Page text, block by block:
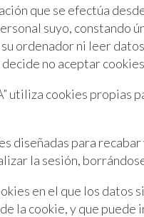
que se efectúa
suyo, constando
ordenador ni leer
no aceptar
utiliza cookies
diseñadas para
la sesión,
en el que los
la cookie, y que puede